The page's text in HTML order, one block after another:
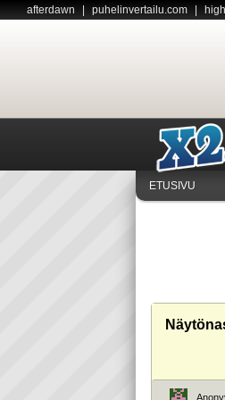
afterdawn puhelinvertailu.com
ETUSIVU